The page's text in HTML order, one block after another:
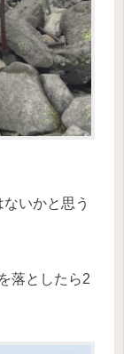
いかと思う
落としたら2